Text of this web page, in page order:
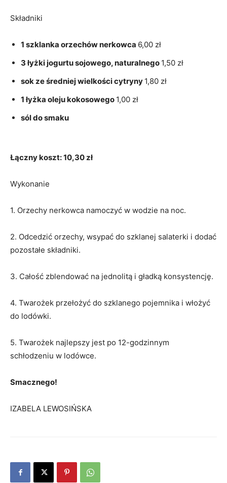
Składniki
1 szklanka orzechów nerkowca 6,00 zł
3 łyżki jogurtu sojowego, naturalnego 1,50 zł
sok ze średniej wielkości cytryny 1,80 zł
1 łyżka oleju kokosowego 1,00 zł
sól do smaku
Łączny koszt: 10,30 zł
Wykonanie
1. Orzechy nerkowca namoczyć w wodzie na noc.
2. Odcedzić orzechy, wsypać do szklanej salaterki i dodać
pozostałe składniki.
3. Całość zblendować na jednolitą i gładką konsystencję.
4. Twarożek przełożyć do szklanego pojemnika i włożyć
do lodówki.
5. Twarożek najlepszy jest po 12-godzinnym
schłodzeniu w lodówce.
Smacznego!
IZABELA LEWOSIŃSKA